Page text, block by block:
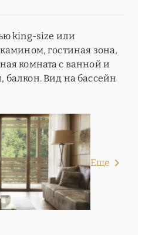
king-size или
гостиная зона,
комната с ванной и
балкон. Вид на бассейн
Еще